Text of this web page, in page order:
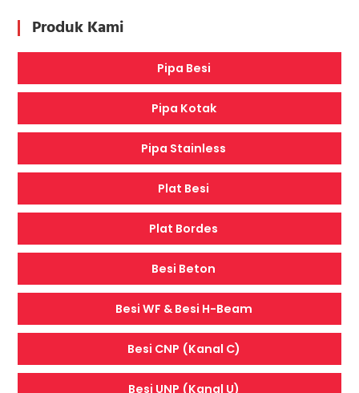
Produk Kami
Pipa Besi
Pipa Kotak
Pipa Stainless
Plat Besi
Plat Bordes
Besi Beton
Besi WF & Besi H-Beam
Besi CNP (Kanal C)
Besi UNP (Kanal U)